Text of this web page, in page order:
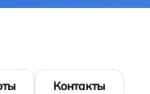
Контакты